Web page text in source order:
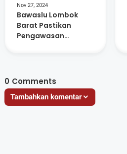
Nov 27, 2024
Bawaslu Lombok
Barat Pastikan
Pengawasan
0 Comments
Tambahkan komentar